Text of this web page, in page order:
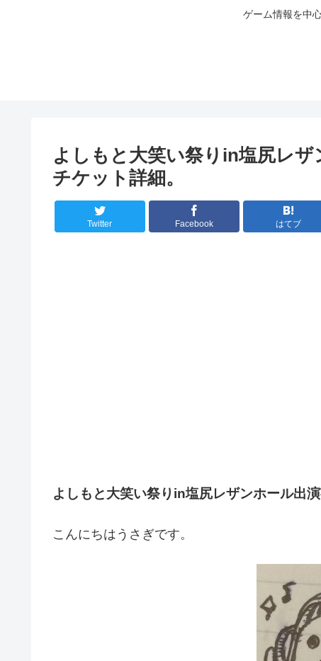
ゲーム情報を中
よしもと大笑い祭りin塩尻レザ
チケット詳細。
Twitter Facebook はてブ
よしもと大笑い祭りin塩尻レザンホール出
こんにちはうさぎです。